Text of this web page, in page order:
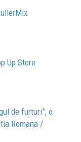
Up Store
de furturi”, o
Romana /